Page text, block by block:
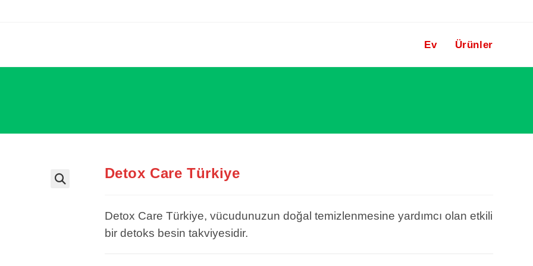
Ev Ürünler
Detox Care Türkiye
Detox Care Türkiye, vücudunuzun doğal temizlenmesine yardımcı olan etkili
bir detoks besin takviyesidir.